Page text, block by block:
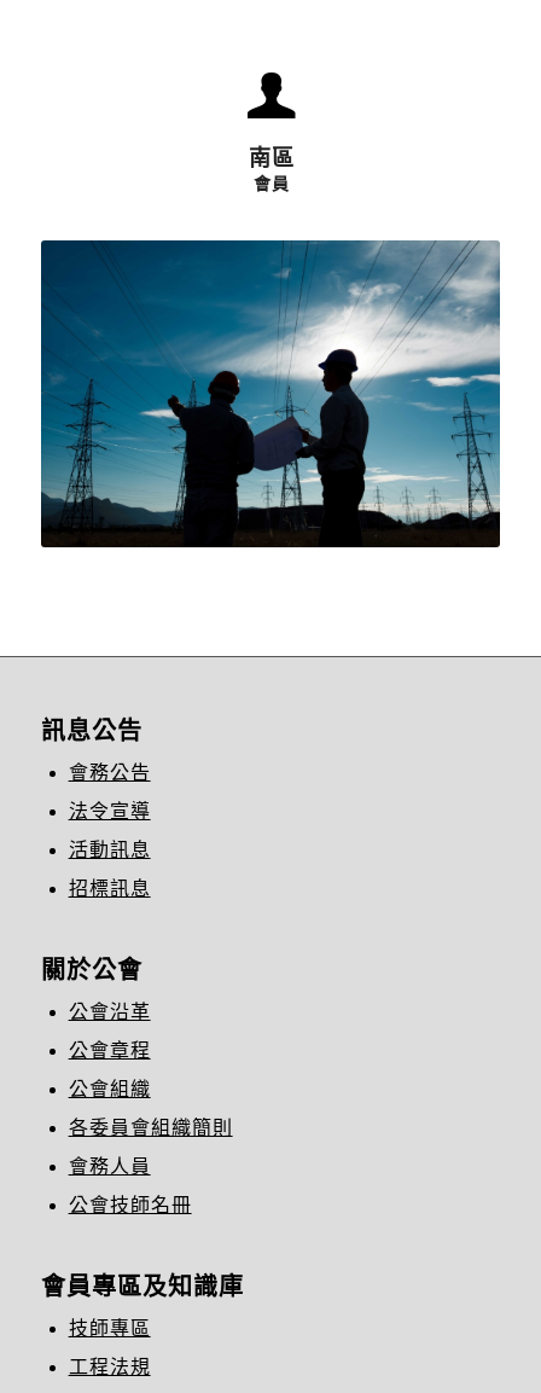
南區
會員
訊息公告
會務公告
法令宣導
活動訊息
招標訊息
關於公會
公會沿革
公會章程
公會組織
各委員會組織簡則
會務人員
公會技師名冊
會員專區及知識庫
技師專區
工程法規